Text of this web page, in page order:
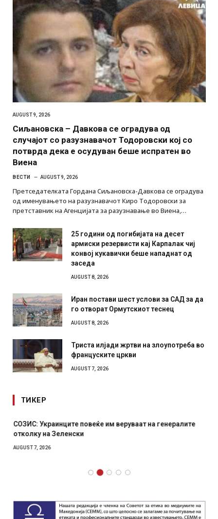
AUGUST 9, 2026
Сиљановска – Давкова се оградува од
случајот со разузнавачот Тодоровски кој со
потврда дека е осудуван беше испратен во
Виена
ВЕСТИ AUGUST 9, 2026
Претседателката Гордана Сиљановска-Давкова се оградува
од именувањето на разузнавачот Киро Тодоровски за
претставник на Агенцијата за разузнавање во Виена,…
25 години од погибијата на десет
армиски резервисти кај Карпалак чиј
конвој кукавички беше нападнат од
заседа
AUGUST 8, 2026
Иран постави шест услови за САД за да
го отворат Ормутскиот теснец
AUGUST 8, 2026
Триста илјади жртви на злоупотреба во
француските цркви
AUGUST 7, 2026
ТИКЕР
СОЗИС: Украинците повеќе им веруваат на генералите
отколку на Зеленски
AUGUST 7, 2026